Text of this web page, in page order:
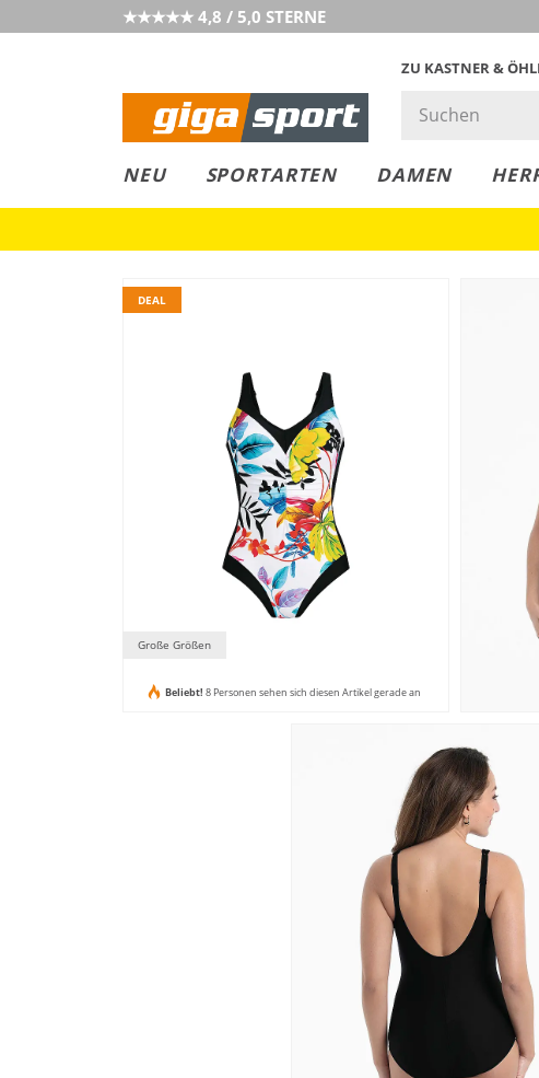
★★★★★ 4,8 / 5,0 STERNE
ZU KASTNER &
NEU SPORTARTEN DAMEN
LEASING
COLLECT
RESERVE
DEAL
Große Größen
Beliebt! 8 Personen sehen sich diesen Artikel gerade an